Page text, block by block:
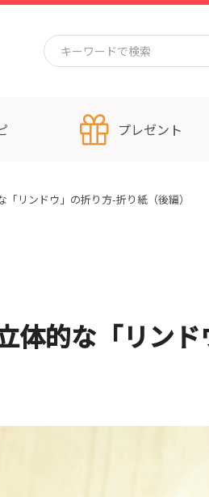
プレゼント
リンドウ」の折り方-折り紙（後編）
体的な「リン